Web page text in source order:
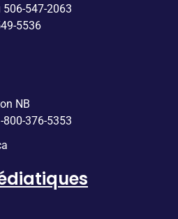
506-547-2063
5536
NB
800-376-5353